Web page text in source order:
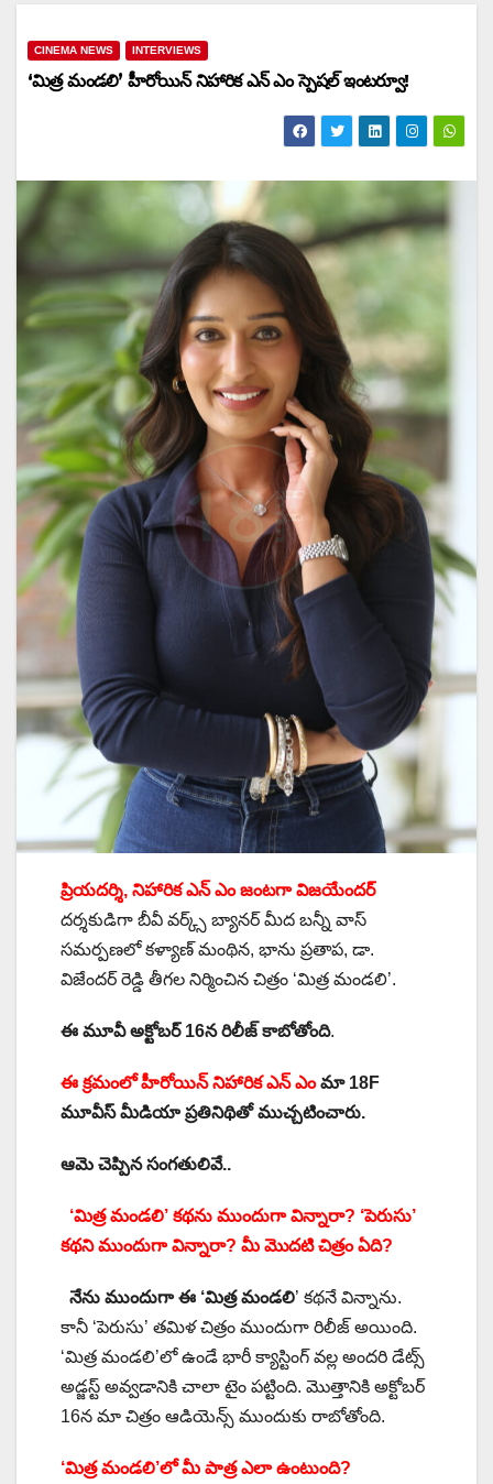
CINEMA NEWS INTERVIEWS
‘మిత్ర మండలి’ హీరోయిన్ నిహారిక ఎన్ ఎం స్పెషల్ ఇంటర్వూ!
ప్రియదర్శి, నిహారిక ఎన్ ఎం జంటగా విజయేందర్
దర్శకుడిగా బీవీ వర్క్స్ బ్యానర్ మీద బన్నీ వాస్
సమర్పణలో కళ్యాణ్ మంథిన, భాను ప్రతాప, డా.
విజేందర్ రెడ్డి తీగల నిర్మించిన చిత్రం ‘మిత్ర మండలి’.
ఈ మూవీ అక్టోబర్ 16న రిలీజ్ కాబోతోంది.
ఈ క్రమంలో హీరోయిన్ నిహారిక ఎన్ ఎంమా 18F
మూవీస్ మీడియా ప్రతినిథితో ముచ్చటించారు.
ఆమె చెప్పిన సంగతులివే..
‘మిత్ర మండలి’ కథను ముందుగా విన్నారా? ‘పెరుసు’
కథని ముందుగా విన్నారా? మీ మొదటి చిత్రం ఏది?
నేను ముందుగా ఈ ‘మిత్ర మండలి’ కథనే విన్నాను.
కానీ ‘పెరుసు’ తమిళ చిత్రం ముందుగా రిలీజ్ అయింది.
‘మిత్ర మండలి’లో ఉండే భారీ క్యాస్టింగ్ వల్ల అందరి డేట్స్
అడ్జస్ట్ అవ్వడానికి చాలా టైం పట్టింది. మొత్తానికి అక్టోబర్
16న మా చిత్రం ఆడియెన్స్ ముందుకు రాబోతోంది.
‘మిత్ర మండలి’లో మీ పాత్ర ఎలా ఉంటుంది?